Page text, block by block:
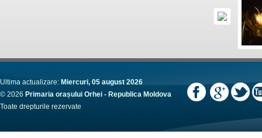
Ultima actualizare: Miercuri, 05 august 2026
© 2026 Primaria orașului Orhei - Republica Moldova
Toate drepturile rezervate